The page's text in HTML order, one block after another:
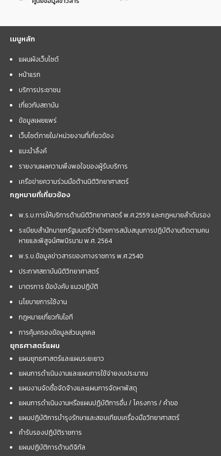
เมนูหลัก
แผนผังเว็บไซต์
หน้าแรก
บริการประชาชน
เกี่ยวกับสถาบัน
ข้อมูลเผยแพร่
เว็บไซต์ภายใน/หน่วยงานที่เกี่ยวข้อง
แนะนำลิ้งค์
รายงานผลความพึงพอใจของผู้รับบริการ
เครือข่ายความร่วมมือด้านนิติวิทยาศาสตร์
กฎหมายที่เกี่ยวข้อง
พ.ร.บ.การให้บริการด้านนิติวิทยาศาสตร์ พ.ศ.2559 และกฏหมายลำดับรอง
ระเบียบสำนักนายกรัฐมนตรีว่าด้วยการสนับสนุนการปฏิบัติงานติดตามคน
หายและพิสูจน์ศพนิรนาม พ.ศ. 2564
พ.ร.บ.ข้อมูลข่าวสารของทางราชการ พ.ศ.2540
ประกาศสถาบันนิติวิทยาศาสตร์
มาตรการ ข้อบังคับ แนวปฏิบัติ
นโยบายการใช้งาน
กฎหมายเกี่ยวกับไอที
การคุ้มครองข้อมูลส่วนบุคคล
ยุทธศาสตร์แผน
แผนยุทธศาสตร์และแผนระยะยาว
แผนการดำเนินงานและแผนการใช้จ่ายงบประมาณ
แผนงานจัดซื้อจัดจ้างและแผนการจัดหาพัสดุ
แผนการดำเนินงานหรือแผนปฏิบัติการอื่น / โครงการ / คำขอ
แผนปฏิบัติการบำรุงรักษาและสอบเทียบเครื่องมือวิทยาศาสตร์
คำรับรองปฏิบัติราชการ
แผนปฏิบัติการด้านดิจิทัล